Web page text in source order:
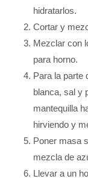
hidratarlos.
Cortar y
Mezclar con
para horno.
Para la parte
blanca, sal y
mantequilla
hirviendo y
Poner masa
mezcla de
Llevar a un